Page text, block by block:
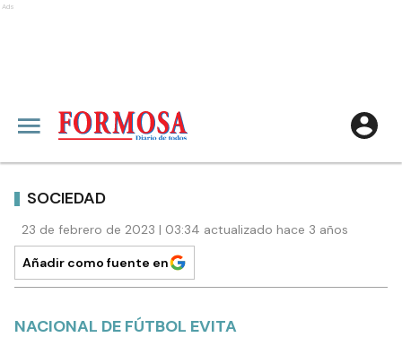
Ads
SOCIEDAD
23 de febrero de 2023 | 03:34 actualizado hace 3 años
Añadir como fuente en
NACIONAL DE FÚTBOL EVITA